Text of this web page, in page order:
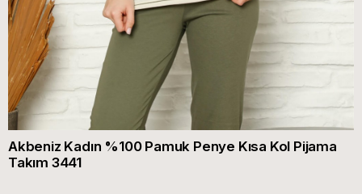
Akbeniz Kadın %100 Pamuk Penye Kısa Kol Pijama
Takım 3441